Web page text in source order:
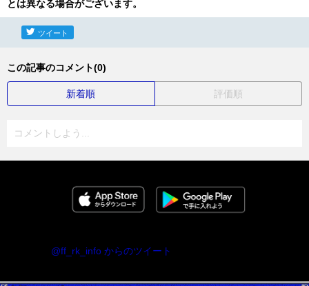
とは異なる場合がございます。
ツイート
この記事のコメント(0)
新着順 評価順
コメントしよう...
@ff_rk_info からのツイート